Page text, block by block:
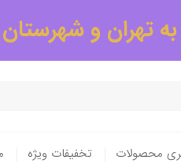
تهران و
محصولات تخفیفات ویژه